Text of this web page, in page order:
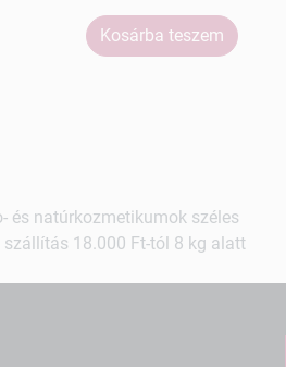
Kosárba teszem
és natúrkozmetikumok széles
18.000 Ft-tól 8 kg alatt